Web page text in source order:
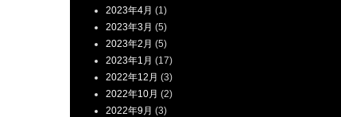
2023年4月 (1)
2023年3月 (5)
2023年2月 (5)
2023年1月 (17)
2022年12月 (3)
2022年10月 (2)
2022年9月 (3)